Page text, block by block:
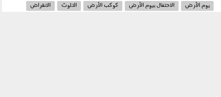
يوم الأرض الاحتفال بيوم الأرض كوكب الأرض التلوث
الانقراض